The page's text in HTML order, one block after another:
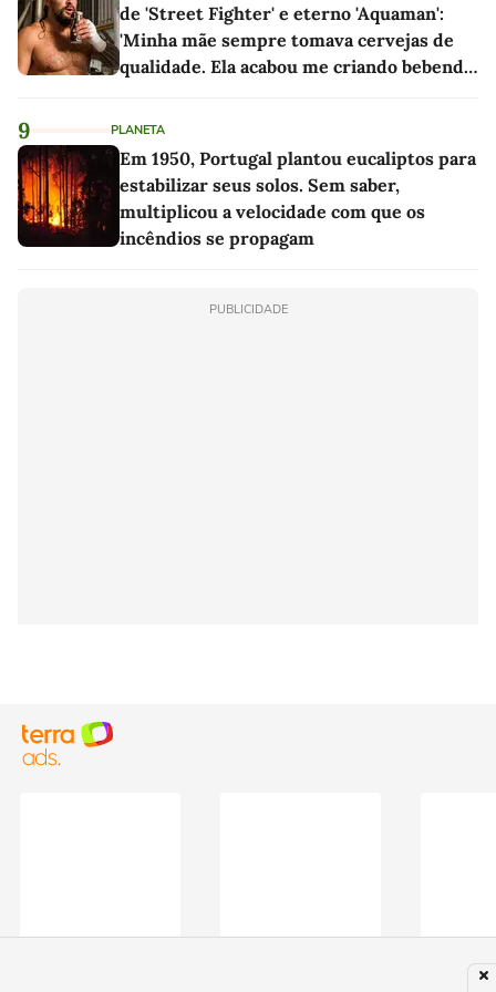
de 'Street Fighter' e eterno 'Aquaman':
'Minha mãe sempre tomava cervejas de
qualidade. Ela acabou me criando bebendo
9 PLANETA
Em 1950, Portugal plantou eucaliptos para
estabilizar seus solos. Sem saber,
multiplicou a velocidade com que os
incêndios se propagam
PUBLICIDADE